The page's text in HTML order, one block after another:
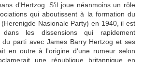
d'Hertzog. S'il joue néanmoins un rôle
qui aboutissent à la formation du
Nasionale Party) en 1940, il est
les dissensions qui rapidement
du parti avec James Barry Hertzog et ses
en outre à l'origine d'une rumeur selon
une république britannique en